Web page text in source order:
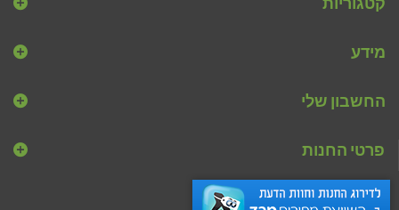
מידע
החשבון שלי
פרטי החנות